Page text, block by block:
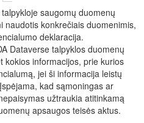
saugomų duomenų
konkrečiais duomenimis,
deklaracija.
Dataverse talpyklos duomenų
kokios informacijos, prie kurios
jei ši informacija leistų
kad sąmoningas ar
užtraukia atitinkamą
apsaugos teisės aktus.